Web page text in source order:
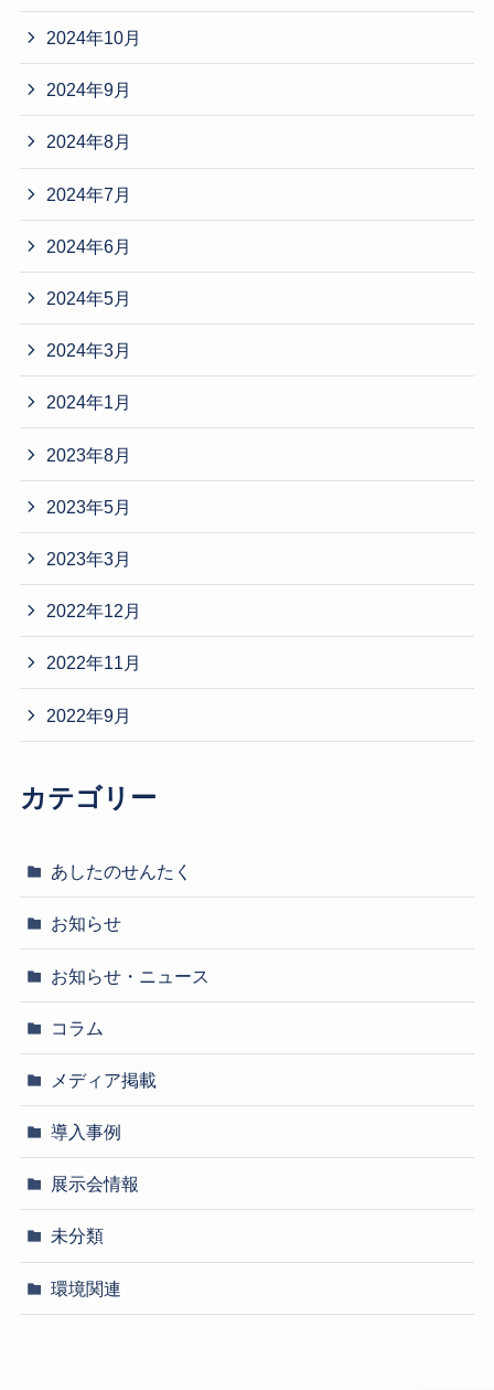
2024年10月
2024年9月
2024年8月
2024年7月
2024年6月
2024年5月
2024年3月
2024年1月
2023年8月
2023年5月
2023年3月
2022年12月
2022年11月
2022年9月
カテゴリー
あしたのせんたく
お知らせ
お知らせ・ニュース
コラム
メディア掲載
導入事例
展示会情報
未分類
環境関連